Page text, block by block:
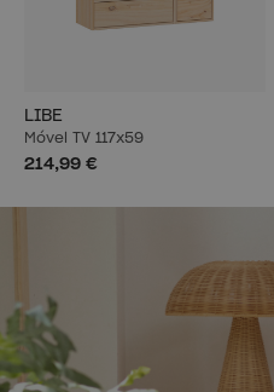
LIBE
Móvel TV 117x59
214,99 €